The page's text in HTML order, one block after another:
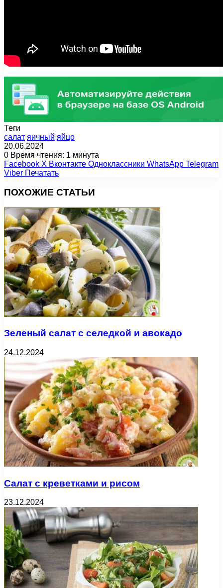
Теги
салат яичный яйцо
20.06.2024
0 Время чтения: 1 минута
Facebook X Вконтакте Одноклассники WhatsApp Telegram
Viber Печатать
ПОХОЖИЕ СТАТЬИ
Зеленый салат с селедкой и авокадо
24.12.2024
Салат с креветками и рисом
23.12.2024